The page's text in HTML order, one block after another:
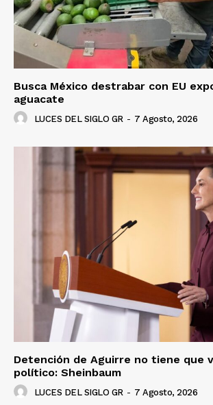
Busca México destrabar con EU
aguacate
LUCES DEL SIGLO GR - 7 Agosto, 2026
Detención de Aguirre no tiene que
político: Sheinbaum
LUCES DEL SIGLO GR - 7 Agosto, 2026